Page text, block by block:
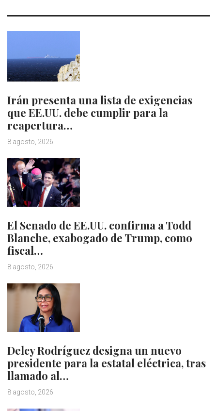
Irán presenta una lista de exigencias
que EE.UU. debe cumplir para la
reapertura…
8 agosto, 2026
El Senado de EE.UU. confirma a Todd
Blanche, exabogado de Trump, como
fiscal…
8 agosto, 2026
Delcy Rodríguez designa un nuevo
presidente para la estatal eléctrica, tras
llamado al…
8 agosto, 2026